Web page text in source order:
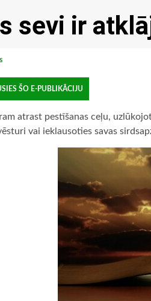
sevi ir
ŠO E-PUBLIKĀCIJU
atrast pestīšanas ceļu,
vai ieklausoties savas